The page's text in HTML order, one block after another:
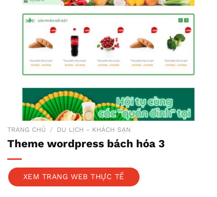
TRANG CHỦ / DU LỊCH - KHÁCH SẠN
Theme wordpress bách hóa 3
XEM TRANG WEB THỰC TẾ